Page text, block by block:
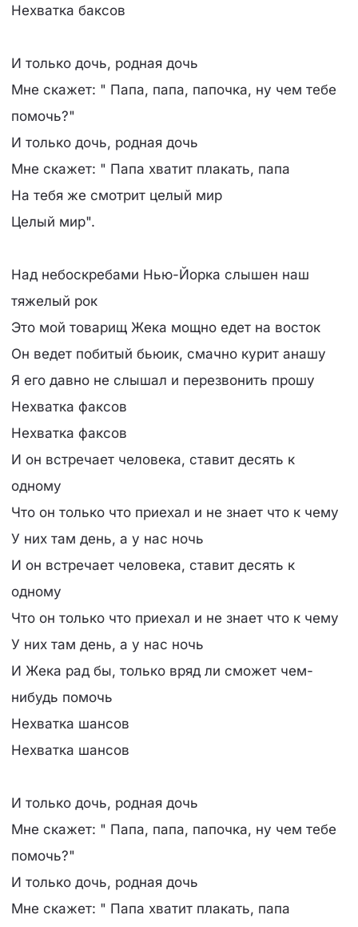
Нехватка баксов
И только дочь, родная дочь
Мне скажет: " Папа, папа, папочка, ну чем тебе
помочь?"
И только дочь, родная дочь
Мне скажет: " Папа хватит плакать, папа
На тебя же смотрит целый мир
Целый мир".
Над небоскребами Нью-Йорка слышен наш
тяжелый рок
Это мой товарищ Жека мощно едет на восток
Он ведет побитый бьюик, смачно курит анашу
Я его давно не слышал и перезвонить прошу
Нехватка факсов
Нехватка факсов
И он встречает человека, ставит десять к
одному
Что он только что приехал и не знает что к чему
У них там день, а у нас ночь
И он встречает человека, ставит десять к
одному
Что он только что приехал и не знает что к чему
У них там день, а у нас ночь
И Жека рад бы, только вряд ли сможет чем-
нибудь помочь
Нехватка шансов
Нехватка шансов
И только дочь, родная дочь
Мне скажет: " Папа, папа, папочка, ну чем тебе
помочь?"
И только дочь, родная дочь
Мне скажет: " Папа хватит плакать, папа